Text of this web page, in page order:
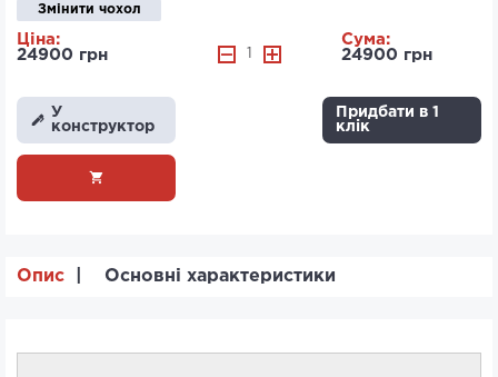
Змінити чохол
Ціна:
24900 грн
Сума:
24900 грн
У
конструктор
Придбати в 1
клік
Опис Основні характеристики